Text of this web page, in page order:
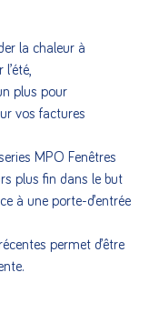
la chaleur à
l’été,
plus pour
vos factures
MPO Fenêtres
plus fin dans le but
à une porte-d’entrée
permet d’être